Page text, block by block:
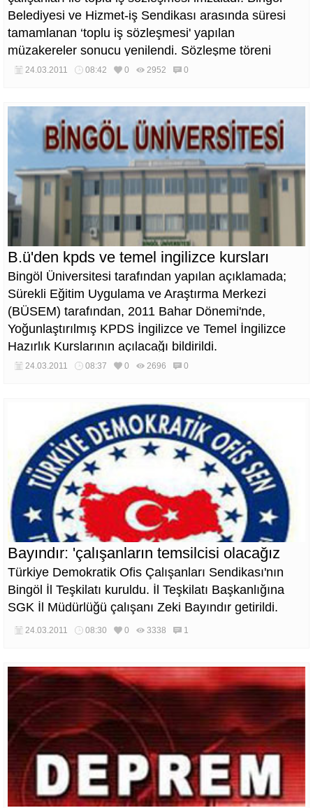
Belediyesi ve Hizmet-iş Sendikası arasında süresi
tamamlanan ‘toplu iş sözleşmesi' yapılan
müzakereler sonucu yenilendi. Sözleşme töreni
belediye personelinin katılımıyla gerçekleştirildi.
24.03.2011 08:42 0 2952 0
B.ü'den kpds ve temel ingilizce kursları
Bingöl Üniversitesi tarafından yapılan açıklamada;
Sürekli Eğitim Uygulama ve Araştırma Merkezi
(BÜSEM) tarafından, 2011 Bahar Dönemi'nde,
Yoğunlaştırılmış KPDS İngilizce ve Temel İngilizce
Hazırlık Kurslarının açılacağı bildirildi.
24.03.2011 08:37 0 2696 0
Bayındır: 'çalışanların temsilcisi olacağız
Türkiye Demokratik Ofis Çalışanları Sendikası'nın
Bingöl İl Teşkilatı kuruldu. İl Teşkilatı Başkanlığına
SGK İl Müdürlüğü çalışanı Zeki Bayındır getirildi.
24.03.2011 08:30 0 3338 1